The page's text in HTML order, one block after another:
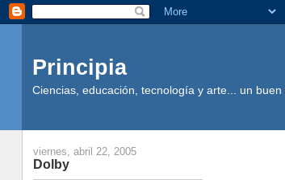
Principia
Ciencias, educación, tecnología y arte... un buen
viernes, abril 22, 2005
Dolby